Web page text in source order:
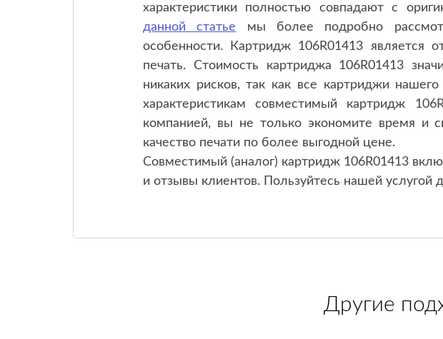
характеристики полностью совпадают с
данной статье мы более подробно
особенности. Картридж 106R01413 является
печать. Стоимость картриджа 106R01413
никаких рисков, так как все картриджи
характеристикам совместимый картридж
компанией, вы не только экономите время и
качество печати по более выгодной цене.
Совместимый (аналог) картридж 106R01413
и отзывы клиентов. Пользуйтесь нашей услугой
Другие